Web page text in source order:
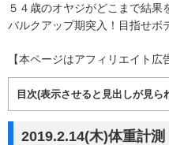
５４歳のオヤジがどこまで結
バルクアップ期突入！目指せボ
【本ページはアフィリエイト広
目次(表示させると見出しが見ら
2019.2.14(木)体重計測